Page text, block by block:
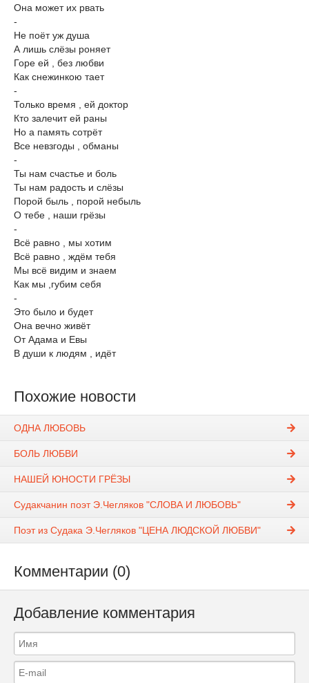
Она может их рвать
-
Не поёт уж душа
А лишь слёзы роняет
Горе ей , без любви
Как снежинкою тает
-
Только время , ей доктор
Кто залечит ей раны
Но а память сотрёт
Все невзгоды , обманы
-
Ты нам счастье и боль
Ты нам радость и слёзы
Порой быль , порой небыль
О тебе , наши грёзы
-
Всё равно , мы хотим
Всё равно , ждём тебя
Мы всё видим и знаем
Как мы ,губим себя
-
Это было и будет
Она вечно живёт
От Адама и Евы
В души к людям , идёт
Похожие новости
ОДНА ЛЮБОВЬ
БОЛЬ ЛЮБВИ
НАШЕЙ ЮНОСТИ ГРЁЗЫ
Судакчанин поэт Э.Чегляков "СЛОВА И ЛЮБОВЬ"
Поэт из Судака Э.Чегляков "ЦЕНА ЛЮДСКОЙ ЛЮБВИ"
Комментарии (0)
Добавление комментария